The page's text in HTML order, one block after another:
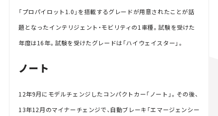
「プロパイロット1.0」を搭載するグレードが用意されたことが話
題となったインテリジェント・モビリティの1車種。試験を受けた
年度は16年。試験を受けたグレードは「ハイウェイスター」。
ノート
12年9月にモデルチェンジしたコンパクトカー「ノート」。その後、
13年12月のマイナーチェンジで、自動ブレーキ「エマージェンシー